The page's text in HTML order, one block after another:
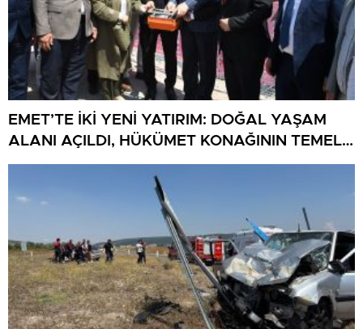
EMET’TE İKİ YENİ YATIRIM: DOĞAL YAŞAM
ALANI AÇILDI, HÜKÜMET KONAĞININ TEMELİ
ATILDI